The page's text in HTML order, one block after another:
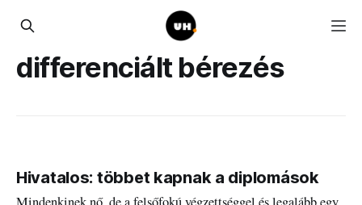
differenciált bérezés
Hivatalos: többet kapnak a diplomások